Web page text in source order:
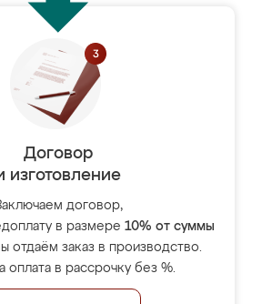
Договор
изготовление
договор,
в размере 10% от суммы
отдаём заказ в производство.
оплата в рассрочку без %.